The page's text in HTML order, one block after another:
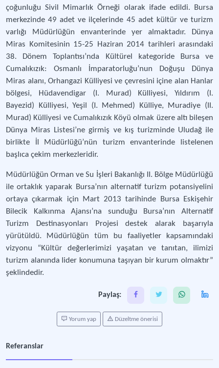
çoğunluğu Sivil Mimarlık Örneği olarak ifade edildi. Bursa
merkezinde 49 adet ve ilçelerinde 45 adet kültür ve turizm
varlığı Müdürlüğün envanterinde yer almaktadır. Dünya
Miras Komitesinin 15-25 Haziran 2014 tarihleri arasındaki
38. Dönem Toplantısı’nda Kültürel kategoride Bursa ve
Cumalıkızık: Osmanlı İmparatorluğu’nun Doğuşu Dünya
Miras alanı, Orhangazi Külliyesi ve çevresini içine alan Hanlar
bölgesi, Hüdavendigar (I. Murad) Külliyesi, Yıldırım (I.
Bayezid) Külliyesi, Yeşil (I. Mehmed) Külliye, Muradiye (II.
Murad) Külliyesi ve Cumalıkızık Köyü olmak üzere altı bileşen
Dünya Miras Listesi’ne girmiş ve kış turizminde Uludağ ile
birlikte İl Müdürlüğü’nün turizm envanterinde listelenen
başlıca çekim merkezleridir.
Müdürlüğün Orman ve Su İşleri Bakanlığı II. Bölge Müdürlüğü
ile ortaklık yaparak Bursa’nın alternatif turizm potansiyelini
ortaya çıkarmak için Mart 2013 tarihinde Bursa Eskişehir
Bilecik Kalkınma Ajansı’na sunduğu Bursa’nın Alternatif
Turizm Destinasyonları Projesi destek alarak başarıyla
yürütüldü. Müdürlüğün tüm bu faaliyetler kapsamındaki
vizyonu “Kültür değerlerimizi yaşatan ve tanıtan, ilimizi
turizm alanında lider konumuna taşıyan bir kurum olmaktır”
şeklindedir.
Paylaş:
Yorum yap Düzeltme önerisi
Referanslar